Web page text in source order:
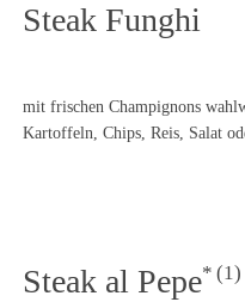
Steak Funghi
mit frischen Champignons
Kartoffeln, Chips, Reis, Salat
Steak al Pepe 1